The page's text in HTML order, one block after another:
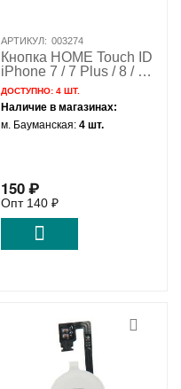
АРТИКУЛ: 003274
Кнопка HOME Touch ID
iPhone 7 / 7 Plus / 8 / 8
Plus / SE 2 / SE 3
золотой / 821-00912
ДОСТУПНО:4 ШТ.
Наличие в магазинах:
м. Бауманская:4 шт.
150₽
Опт 140 ₽